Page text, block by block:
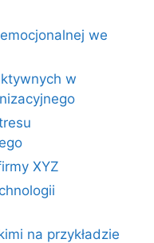
we
w
XYZ
na przykładzie